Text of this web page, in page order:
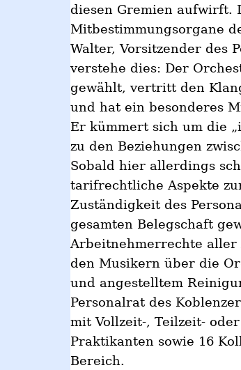
diesen Gremien aufwirft.
Mitbestimmungsorgane
Walter, Vorsitzender des
verstehe dies: Der
gewählt, vertritt den
und hat ein besonderes
Er kümmert sich um die
zu den Beziehungen
Sobald hier allerdings
tarifrechtliche Aspekte
Zuständigkeit des
gesamten Belegschaft
Arbeitnehmerrechte aller
den Musikern über die
und angestelltem
Personalrat des
mit Vollzeit-, Teilzeit-
Praktikanten sowie 16
Bereich.